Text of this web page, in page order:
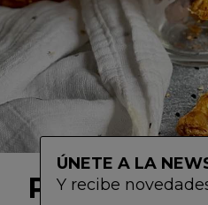
Palitos de
ÚNETE A LA
Y recibe